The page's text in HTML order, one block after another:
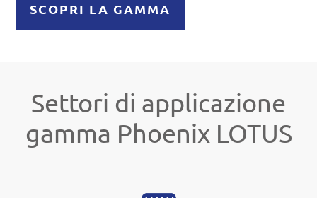
SCOPRI LA GAMMA
Settori di applicazione
gamma Phoenix LOTUS